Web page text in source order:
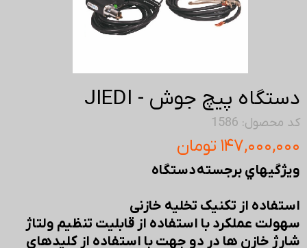
دستگاه پیچ جوش - JIEDI
کد محصول: 1586
۱۴۷,۰۰۰,۰۰۰ تومان
ويژگيهاي برجسته دستگاه
استفاده از تکنیک تخلیه خازنی
سهولت عملکرد با استفاده از قابلیت تنظیم ولتاژ
شارژ خازن ها در دو جهت با استفاده از کلیدهای